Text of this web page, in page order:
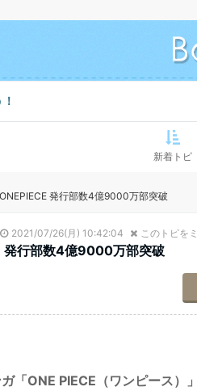
新着トピ
ONEPIECE 発行部数4億9000万部突破
2021/07/26(月) 10:42:04 このトピを
発行部数4億9000万部突破
「ONE PIECE（ワンピース）